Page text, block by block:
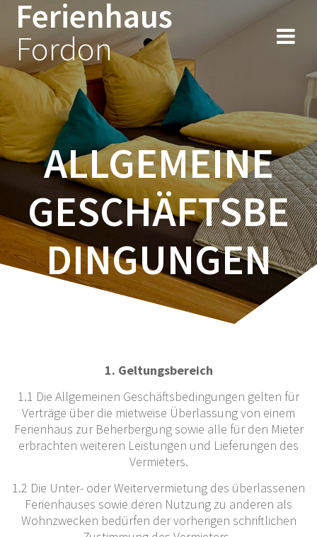
Zum
Inhalt
springen
Ferienhaus
Fordon
ALLGEMEINE
GESCHÄFTSBE
DINGUNGEN
1. Geltungsbereich
1.1 Die Allgemeinen Geschäftsbedingungen gelten für
Verträge über die mietweise Überlassung von einem
Ferienhaus zur Beherbergung sowie alle für den Mieter
erbrachten weiteren Leistungen und Lieferungen des
Vermieters.
1.2 Die Unter- oder Weitervermietung des überlassenen
Ferienhauses sowie deren Nutzung zu anderen als
Wohnzwecken bedürfen der vorherigen schriftlichen